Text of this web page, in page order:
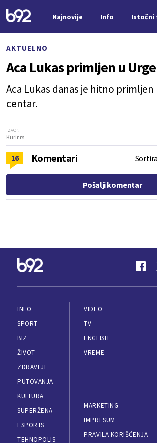
Najnovije Info Istočni
AKTUELNO
Aca Lukas primljen u
Aca Lukas danas je hitno
centar.
Izvor:
Kurir.rs
16 Komentari
Pošalji komentar
INFO
SPORT
BIZ
ŽIVOT
ZDRAVLJE
PUTOVANJA
KULTURA
SUPERŽENA
ESPORTS
TEHNOPOLIS
VIDEO
TV
ENGLISH
VREME
MARKETING
IMPRESUM
PRAVILA KORIŠĆENJA